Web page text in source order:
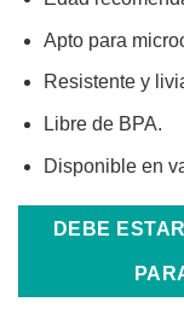
Apto para
Resistente y
Libre de BPA.
Disponible en
DEBE